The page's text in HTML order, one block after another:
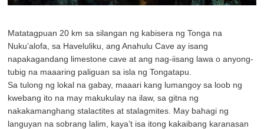
Matatagpuan 20 km sa silangan ng kabisera ng Tonga na
Nuku’alofa, sa Haveluliku, ang Anahulu Cave ay isang
napakagandang limestone cave at ang nag-iisang lawa o anyong-
tubig na maaaring paliguan sa isla ng Tongatapu.
Sa tulong ng lokal na gabay, maaari kang lumangoy sa loob ng
kwebang ito na may makukulay na ilaw, sa gitna ng
nakakamanghang stalactites at stalagmites. May bahagi ng
languyan na sobrang lalim, kaya’t isa itong kakaibang karanasan